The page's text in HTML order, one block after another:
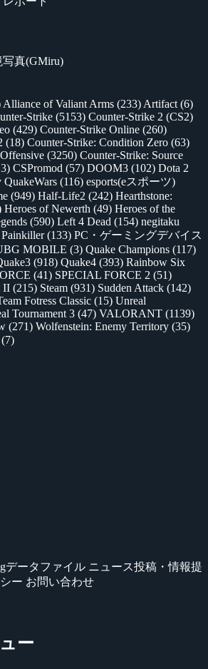
真(GMiru)
Alliance of Valiant Arms (233) Artifact (6)
Strike (5153) Counter-Strike 2 (CS2)
(429) Counter-Strike Online (260)
(18) Counter-Strike: Condition Zero (63)
(3250) Counter-Strike: Source
CSPromod (57) DOOM3 (102) Dota 2
(116) esports(eスポーツ)
(949) Half-Life2 (242) Hearthstone:
Heroes of Newerth (49) Heroes of the
(590) Left 4 Dead (154) negitaku
Painkiller(133) PC・ゲーミングデバイス
MOBILE (3) Quake Champions (117)
(918) Quake4 (393) Rainbow Six
(41) SPECIAL FORCE 2 (51)
II (215) Steam (931) Sudden Attack (142)
Fotress Classic (15) Unreal
Tournament 3 (47) VALORANT (1139)
(271) Wolfenstein: Enemy Territory (35)
(7)
データファイル ニュース投稿・情報提
ー お問い合わせ
ー